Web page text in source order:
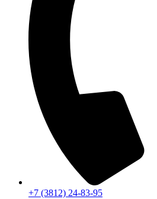
+7 (3812) 24-83-95